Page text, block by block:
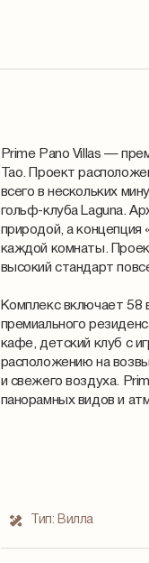
Prime Pano Villas —
Тао. Проект
всего в нескольких
гольф-клуба Laguna.
природой, а концепция
каждой комнаты.
высокий стандарт
Комплекс включает
премиального
кафе, детский клуб с
расположению на
и свежего воздуха.
панорамных видов и
Тип: Вилла